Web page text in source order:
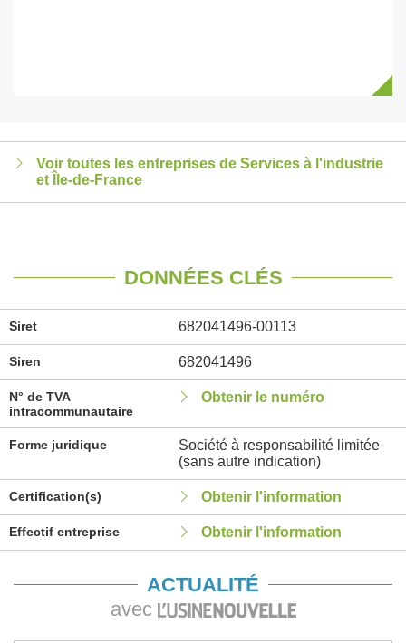
Voir toutes les entreprises de Services à l'industrie
et Île-de-France
DONNÉES CLÉS
Siret 682041496-00113
Siren 682041496
N° de TVA
intracommunautaire
Obtenir le numéro
Forme juridique
Société à responsabilité limitée
(sans autre indication)
Certification(s) Obtenir l'information
Effectif entreprise Obtenir l'information
ACTUALITÉ
avec